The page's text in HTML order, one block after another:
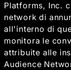
Platforms, Inc.
network di
all'interno di
monitora le
attribuite alle
Audience